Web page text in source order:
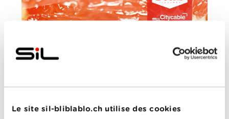
Le site sil-bliblablo.ch utilise des cookies